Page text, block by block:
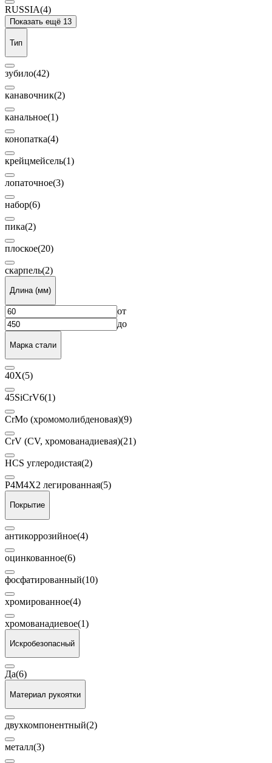
RUSSIA(4)
Показать ещё 13
Тип
зубило(42)
канавочник(2)
канальное(1)
конопатка(4)
крейцмейсель(1)
лопаточное(3)
набор(6)
пика(2)
плоское(20)
скарпель(2)
Длина (мм)
от
до
Марка стали
40Х(5)
45SiCrV6(1)
CrMo (хромомолибденовая)(9)
CrV (CV, хромованадиевая)(21)
HCS углеродистая(2)
Р4М4Х2 легированная(5)
Покрытие
антикоррозийное(4)
оцинкованное(6)
фосфатированный(10)
хромированное(4)
хромованадиевое(1)
Искробезопасный
Да(6)
Материал рукоятки
двухкомпонентный(2)
металл(3)